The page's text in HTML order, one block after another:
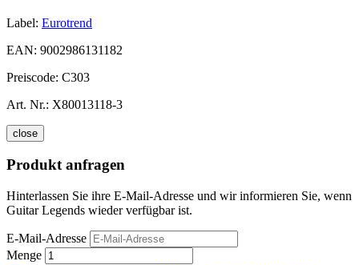
Label: Eurotrend
EAN: 9002986131182
Preiscode: C303
Art. Nr.: X80013118-3
close
Produkt anfragen
Hinterlassen Sie ihre E-Mail-Adresse und wir informieren Sie, wenn
Guitar Legends wieder verfügbar ist.
E-Mail-Adresse
Menge